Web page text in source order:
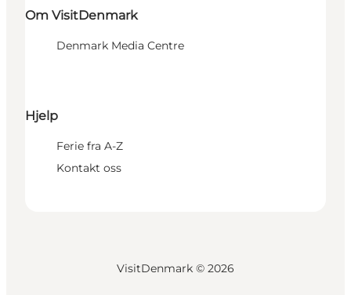
Om VisitDenmark
Denmark Media Centre
Hjelp
Ferie fra A-Z
Kontakt oss
VisitDenmark © 2026